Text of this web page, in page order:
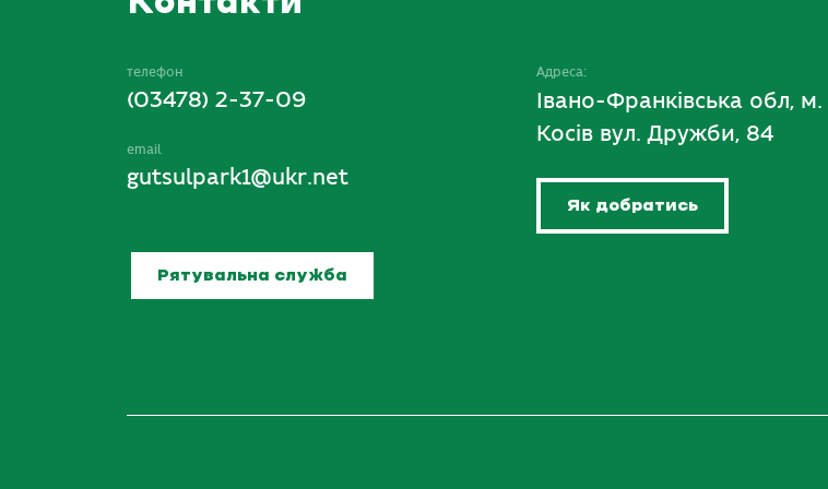
телефон
(03478) 2-37-09
email
gutsulpark1@ukr.net
Рятувальна служба
Адреса:
Івано-Франківська обл, м.
Косів вул. Дружби, 84
Як добратись